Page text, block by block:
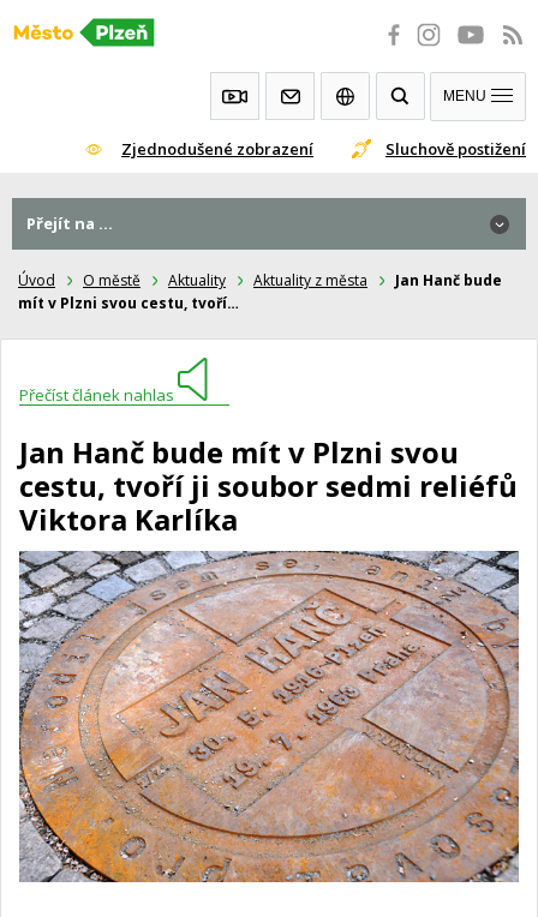
Přeskočit
Zjednodušené zobrazení Sluchově postižení
MENU
Úvod O městě Aktuality Aktuality z města
Jan Hanč bude
mít v Plzni svou cestu, tvoří…
Přečíst článek nahlas
Jan Hanč bude mít v Plzni svou
cestu, tvoří ji soubor sedmi reliéfů
Viktora Karlíka
Přejít na ...